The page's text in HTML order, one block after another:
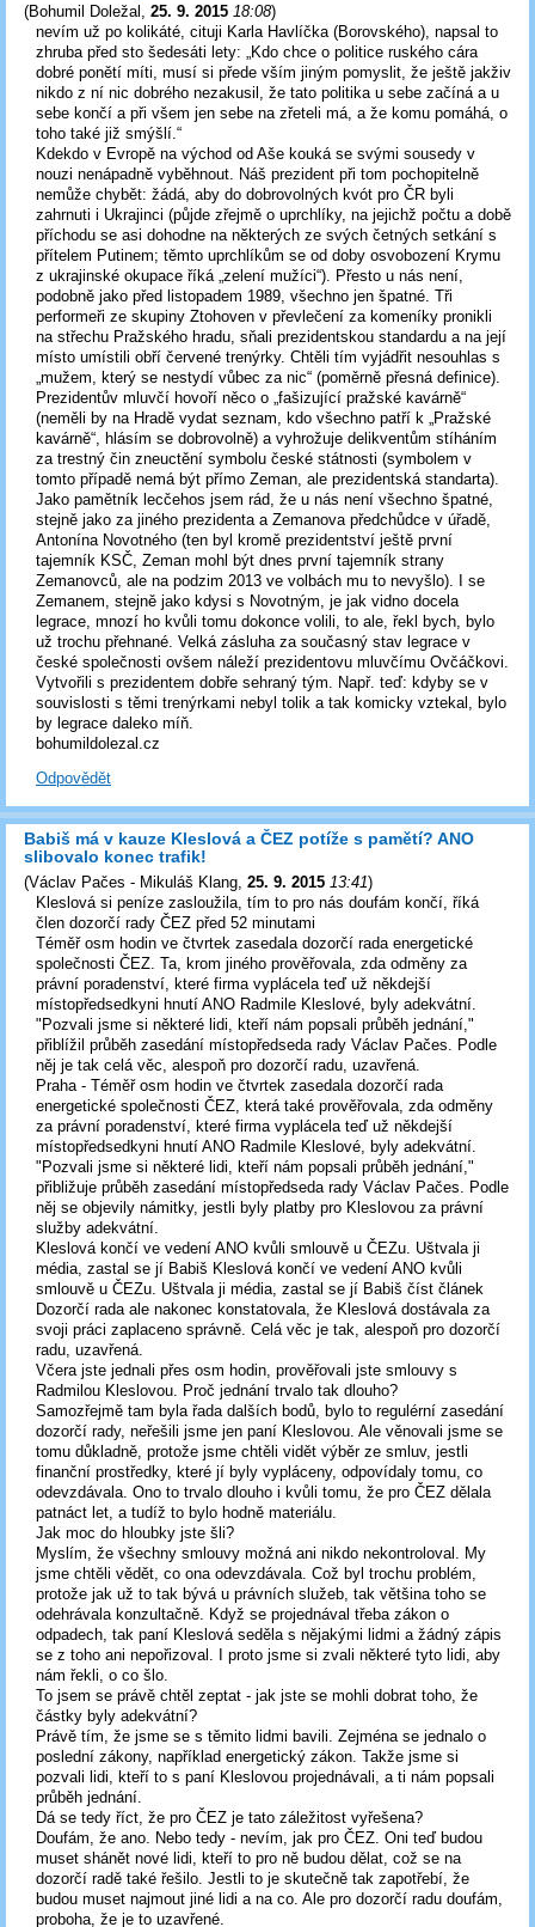
(Bohumil Doležal 25. 9. 2015 18:08)
nevím už po kolikáté, cituji Karla Havlíčka (Borovského), napsal to
zhruba před sto šedesáti lety: „Kdo chce o politice ruského cára
dobré ponětí míti, musí si přede vším jiným pomyslit, že ještě jakživ
nikdo z ní nic dobrého nezakusil, že tato politika u sebe začíná a u
sebe končí a při všem jen sebe na zřeteli má, a že komu pomáhá, o
toho také již smýšlí.“
Kdekdo v Evropě na východ od Aše kouká se svými sousedy v
nouzi nenápadně vyběhnout. Náš prezident při tom pochopitelně
nemůže chybět: žádá, aby do dobrovolných kvót pro ČR byli
zahrnuti i Ukrajinci (půjde zřejmě o uprchlíky, na jejichž počtu a době
příchodu se asi dohodne na některých ze svých četných setkání s
přítelem Putinem; těmto uprchlíkům se od doby osvobození Krymu
z ukrajinské okupace říká „zelení mužíci“). Přesto u nás není,
podobně jako před listopadem 1989, všechno jen špatné. Tři
performeři ze skupiny Ztohoven v převlečení za komeníky pronikli
na střechu Pražského hradu, sňali prezidentskou standardu a na její
místo umístili obří červené trenýrky. Chtěli tím vyjádřit nesouhlas s
„mužem, který se nestydí vůbec za nic“ (poměrně přesná definice).
Prezidentův mluvčí hovoří něco o „fašizující pražské kavárně“
(neměli by na Hradě vydat seznam, kdo všechno patří k „Pražské
kavárně“, hlásím se dobrovolně) a vyhrožuje delikventům stíháním
za trestný čin zneuctění symbolu české státnosti (symbolem v
tomto případě nemá být přímo Zeman, ale prezidentská standarta).
Jako pamětník lecčehos jsem rád, že u nás není všechno špatné,
stejně jako za jiného prezidenta a Zemanova předchůdce v úřadě,
Antonína Novotného (ten byl kromě prezidentství ještě první
tajemník KSČ, Zeman mohl být dnes první tajemník strany
Zemanovců, ale na podzim 2013 ve volbách mu to nevyšlo). I se
Zemanem, stejně jako kdysi s Novotným, je jak vidno docela
legrace, mnozí ho kvůli tomu dokonce volili, to ale, řekl bych, bylo
už trochu přehnané. Velká zásluha za současný stav legrace v
české společnosti ovšem náleží prezidentovu mluvčímu Ovčáčkovi.
Vytvořili s prezidentem dobře sehraný tým. Např. teď: kdyby se v
souvislosti s těmi trenýrkami nebyl tolik a tak komicky vztekal, bylo
by legrace daleko míň.
bohumildolezal.cz
Odpovědět
Babiš má v kauze Kleslová a ČEZ potíže s pamětí? ANO
slibovalo konec trafik!
(Václav Pačes - Mikuláš Klang, 25. 9. 2015 13:41)
Kleslová si peníze zasloužila, tím to pro nás doufám končí, říká
člen dozorčí rady ČEZ před 52 minutami
Téměř osm hodin ve čtvrtek zasedala dozorčí rada energetické
společnosti ČEZ. Ta, krom jiného prověřovala, zda odměny za
právní poradenství, které firma vyplácela teď už někdejší
místopředsedkyni hnutí ANO Radmile Kleslové, byly adekvátní.
"Pozvali jsme si některé lidi, kteří nám popsali průběh jednání,"
přiblížil průběh zasedání místopředseda rady Václav Pačes. Podle
něj je tak celá věc, alespoň pro dozorčí radu, uzavřená.
Praha - Téměř osm hodin ve čtvrtek zasedala dozorčí rada
energetické společnosti ČEZ, která také prověřovala, zda odměny
za právní poradenství, které firma vyplácela teď už někdejší
místopředsedkyni hnutí ANO Radmile Kleslové, byly adekvátní.
"Pozvali jsme si některé lidi, kteří nám popsali průběh jednání,"
přibližuje průběh zasedání místopředseda rady Václav Pačes. Podle
něj se objevily námitky, jestli byly platby pro Kleslovou za právní
služby adekvátní.
Kleslová končí ve vedení ANO kvůli smlouvě u ČEZu. Uštvala ji
média, zastal se jí Babiš Kleslová končí ve vedení ANO kvůli
smlouvě u ČEZu. Uštvala ji média, zastal se jí Babiš číst článek
Dozorčí rada ale nakonec konstatovala, že Kleslová dostávala za
svoji práci zaplaceno správně. Celá věc je tak, alespoň pro dozorčí
radu, uzavřená.
Včera jste jednali přes osm hodin, prověřovali jste smlouvy s
Radmilou Kleslovou. Proč jednání trvalo tak dlouho?
Samozřejmě tam byla řada dalších bodů, bylo to regulérní zasedání
dozorčí rady, neřešili jsme jen paní Kleslovou. Ale věnovali jsme se
tomu důkladně, protože jsme chtěli vidět výběr ze smluv, jestli
finanční prostředky, které jí byly vypláceny, odpovídaly tomu, co
odevzdávala. Ono to trvalo dlouho i kvůli tomu, že pro ČEZ dělala
patnáct let, a tudíž to bylo hodně materiálu.
Jak moc do hloubky jste šli?
Myslím, že všechny smlouvy možná ani nikdo nekontroloval. My
jsme chtěli vědět, co ona odevzdávala. Což byl trochu problém,
protože jak už to tak bývá u právních služeb, tak většina toho se
odehrávala konzultačně. Když se projednával třeba zákon o
odpadech, tak paní Kleslová seděla s nějakými lidmi a žádný zápis
se z toho ani nepořizoval. I proto jsme si zvali některé tyto lidi, aby
nám řekli, o co šlo.
To jsem se právě chtěl zeptat - jak jste se mohli dobrat toho, že
částky byly adekvátní?
Právě tím, že jsme se s těmito lidmi bavili. Zejména se jednalo o
poslední zákony, například energetický zákon. Takže jsme si
pozvali lidi, kteří to s paní Kleslovou projednávali, a ti nám popsali
průběh jednání.
Dá se tedy říct, že pro ČEZ je tato záležitost vyřešena?
Doufám, že ano. Nebo tedy - nevím, jak pro ČEZ. Oni teď budou
muset shánět nové lidi, kteří to pro ně budou dělat, což se na
dozorčí radě také řešilo. Jestli to je skutečně tak zapotřebí, že
budou muset najmout jiné lidi a na co. Ale pro dozorčí radu doufám,
proboha, že je to uzavřené.